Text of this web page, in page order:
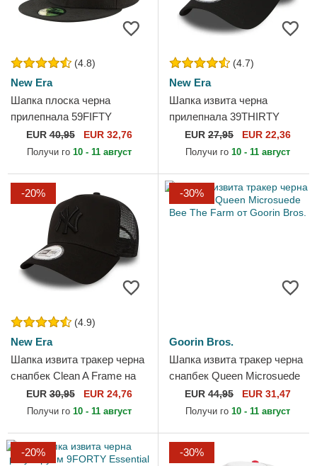
(4.8)
New Era
Шапка плоска черна
прилепнала 59FIFTY
Authentic On Field Game на
Chicago White Sox MLB от
EUR40,95 EUR 32,76
Получи го 10 - 11 август
(4.7)
New Era
Шапка извита черна
прилепнала 39THIRTY
Classic на New York
Yankees MLB от New Era
EUR 27,95 EUR 22,36
Получи го 10 - 11 август
-20%
(4.9)
New Era
Шапка извита тракер черна
снапбек Clean A Frame на
New York Yankees MLB от
New Era
EUR30,95 EUR 24,76
Получи го 10 - 11 август
-30%
Goorin Bros.
Шапка извита тракер черна
снапбек Queen Microsuede
Bee The Farm от Goorin
Bros.
EUR 44,95 EUR 31,47
Получи го 10 - 11 август
-20% -30%